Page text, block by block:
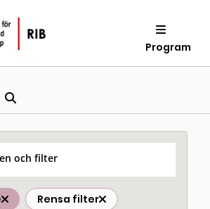
Program
och filter
Rensa filter